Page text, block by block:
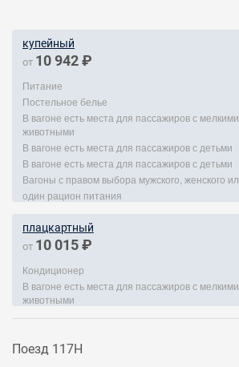
купейный
от 10 942 ₽
Питание
Постельное белье
В вагоне есть места для пассажиров с
животными
В вагоне есть места для пассажиров с детьми
В вагоне есть места для пассажиров с детьми
Вагоны с правом выбора мужского, женского
один рацион питания
плацкартный
от 10 015 ₽
Кондиционер
В вагоне есть места для пассажиров с
животными
Поезд 117Н